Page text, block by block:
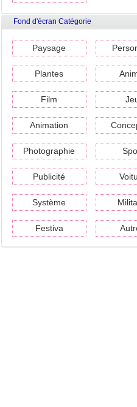
Fond d'écran Catégorie
Paysage
Plantes
Film
Animation
Photographie
Publicité
Système
Festiva